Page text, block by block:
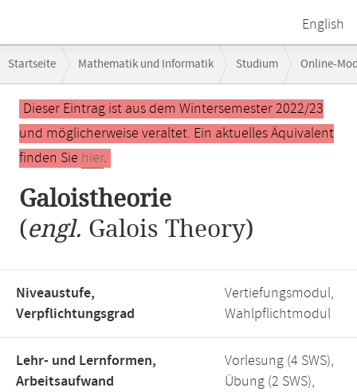
English
Navigation
Startseite Mathematik und Informatik Studium Online-
Hauptinhalt
Dieser Eintrag ist aus dem Wintersemester 2022/23
und möglicherweise veraltet. Ein aktuelles Äquivalent
finden Sie hier.
Galoistheorie
(engl. Galois Theory)
Niveaustufe,
Verpflichtungsgrad
Vertiefungsmodul,
Wahlpflichtmodul
Lehr- und Lernformen,
Arbeitsaufwand
Vorlesung (4 SWS),
Übung (2 SWS),